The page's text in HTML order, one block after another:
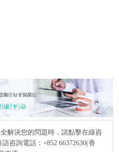
解決您的問題時，請點擊在線咨
咨詢電話：+852 66372630(香